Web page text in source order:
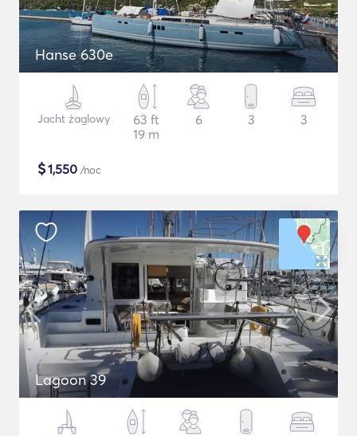
Hanse 630e
Jacht żaglowy
63 ft
19 m
6 3 3
$1,550 /noc
Lagoon 39